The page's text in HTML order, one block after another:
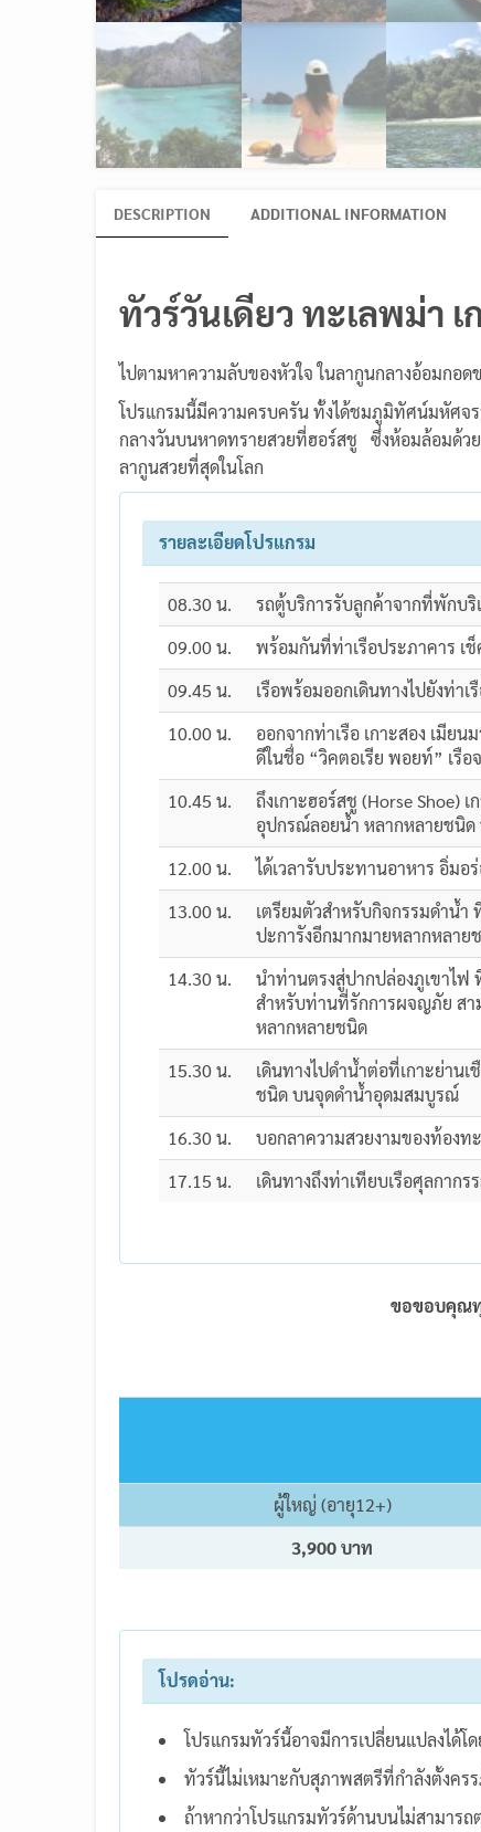
DESCRIPTION ADDITIONAL INFORMATION
ทัวร์วันเดียว ทะเลพม่า
ไปตามหาความลับของหัวใจ ในลากูนกลางอ้อมกอ
โปรแกรมนี้มีความครบครัน ทั้งได้ชมภูมิทัศน์มหัศจร
กลางวันบนหาดทรายสวยที่ฮอร์สชู ซึ่งห้อมล้อมด้วย
ลากูนสวยที่สุดในโลก
รายละเอียดโปรแกรม
08.30 น.
รถตู้บริการรับลูกค้าจากที่พักบริ
09.00 น.
พร้อมกันที่ท่าเรือประภาคาร เ
09.45 น.
เรือพร้อมออกเดินทางไปยังท่าเ
10.00 น.
ออกจากท่าเรือ เกาะสอง เมีย
ดีในชื่อ “วิคตอเรีย พอยท์” เรื
10.45 น.
ถึงเกาะฮอร์สชู (Horse Shoe)
อุปกรณ์ลอยน้ำ หลากหลายชนิด
12.00 น.
ได้เวลารับประทานอาหาร อิ่ม
13.00 น.
เตรียมตัวสำหรับกิจกรรมดำน้ำ
ปะการังอีกมากมายหลากหลาย
14.30 น.
นำท่านตรงสู่ปากปล่องภูเขาไฟ
สำหรับท่านที่รักการผจญภัย สา
หลากหลายชนิด
15.30 น.
เดินทางไปดำน้ำต่อที่เกาะย่าน
ชนิด บนจุดดำน้ำอุดมสมบูรณ์
16.30 น.
บอกลาความสวยงามของท้องทะ
17.15 น.
เดินทางถึงท่าเทียบเรือศุลกาก
ขอขอบคุณทุ
ผู้ใหญ่ (อายุ12+)
3,900 บาท
โปรดอ่าน:
โปรแกรมทัวร์นี้อาจมีการเปลี่ยนแปลงได้
ทัวร์นี้ไม่เหมาะกับสุภาพสตรีที่กำลังตั้งคร
ถ้าหากว่าโปรแกรมทัวร์ด้านบนไม่สามาร